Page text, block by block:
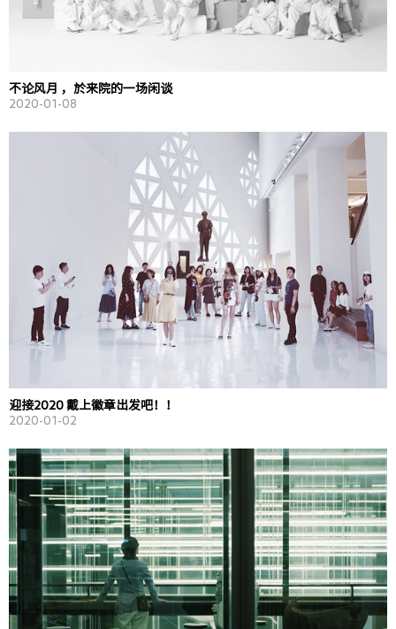
不论风月 ，於来院的一场闲谈
2020-01-08
迎接2020 戴上徽章出发吧！！
2020-01-02